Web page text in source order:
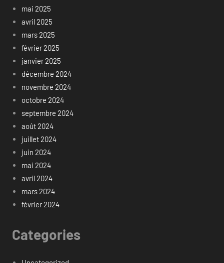
mai 2025
avril 2025
mars 2025
février 2025
janvier 2025
décembre 2024
novembre 2024
octobre 2024
septembre 2024
août 2024
juillet 2024
juin 2024
mai 2024
avril 2024
mars 2024
février 2024
Categories